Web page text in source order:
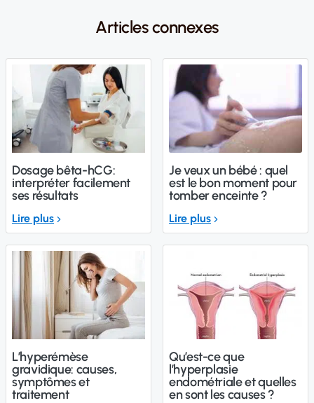
Articles connexes
Dosage bêta-hCG:
interpréter facilement
ses résultats
Lire plus
Je veux un bébé : quel
est le bon moment pour
tomber enceinte ?
Lire plus
L’hyperémèse
gravidique: causes,
symptômes et
traitement
Qu’est-ce que
l’hyperplasie
endométriale et quelles
en sont les causes ?